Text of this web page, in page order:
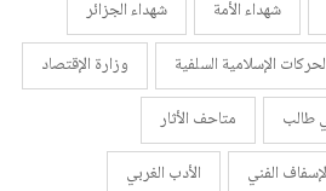
شهداء الأمة
شهداء الجزائر
الإسلامية السلفية
وزارة الإقتصاد
طالب
متاحف الأثار
الفني
الأدب الغربي